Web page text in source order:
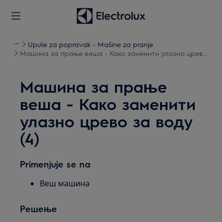
Upute za popravak - Mašine za pranje
Машина за прање веша - Како заменити улазно црево
Машина за прање
веша - Како заменити
улазно црево за воду
(4)
Primenjuje se na
Веш машина
Решење